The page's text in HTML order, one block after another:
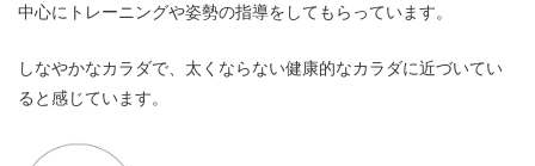
中心にトレーニングや姿勢の指導をしてもらっています。
しなやかなカラダで、太くならない健康的なカラダに近づいてい
ると感じています。